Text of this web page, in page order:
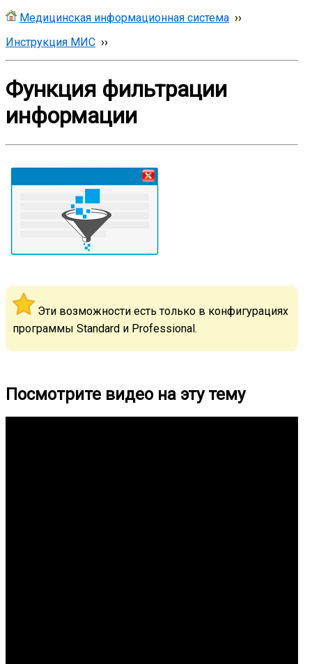
Медицинская информационная система ››
Инструкция МИС ››
Функция фильтрации
информации
Эти возможности есть только в конфигурациях
программы Standard и Professional.
Посмотрите видео на эту тему